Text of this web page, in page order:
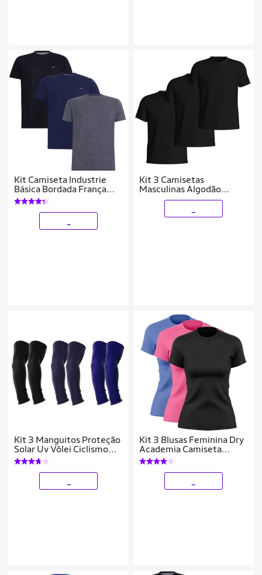
Kit Camiseta Industrie
Básica Bordada França
Clássico Algodão
Premium Masculina 3
peças Cores
Kit 3 Camisetas
Masculinas Algodão
Básicas Manga Curta
Kit 3 Manguitos Proteção
Solar Uv Vôlei Ciclismo
Protetor Braço Moto
Kit 3 Blusas Feminina Dry
Academia Camiseta
Camisa Esporte